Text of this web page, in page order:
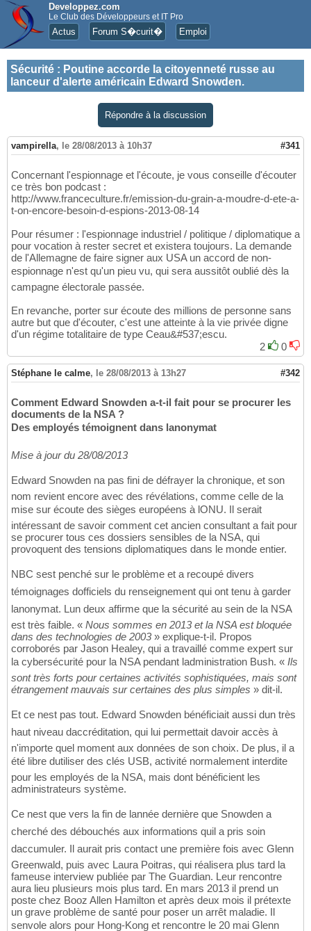
Developpez.com
Le Club des Développeurs et IT Pro
Actus Forum S�curit� Emploi
Sécurité : Poutine accorde la citoyenneté russe au
lanceur d'alerte américain Edward Snowden.
Répondre à la discussion
vampirella, le 28/08/2013 à 10h37 #341
Concernant l'espionnage et l'écoute, je vous conseille d'écouter
ce très bon podcast :
http://www.franceculture.fr/emission-du-grain-a-moudre-d-ete-a-
t-on-encore-besoin-d-espions-2013-08-14
Pour résumer : l'espionnage industriel / politique / diplomatique a
pour vocation à rester secret et existera toujours. La demande
de l'Allemagne de faire signer aux USA un accord de non-
espionnage n'est qu'un pieu vu, qui sera aussitôt oublié dès la
campagne électorale passée.
En revanche, porter sur écoute des millions de personne sans
autre but que d'écouter, c'est une atteinte à la vie privée digne
d'un régime totalitaire de type Ceau&#537;escu.
2
0
Stéphane le calme, le 28/08/2013 à 13h27 #342
Comment Edward Snowden a-t-il fait pour se procurer les
documents de la NSA ?
Des employés témoignent dans lanonymat
Mise à jour du 28/08/2013
Edward Snowden na pas fini de défrayer la chronique, et son
nom revient encore avec des révélations, comme celle de la
mise sur écoute des sièges européens à lONU. Il serait
intéressant de savoir comment cet ancien consultant a fait pour
se procurer tous ces dossiers sensibles de la NSA, qui
provoquent des tensions diplomatiques dans le monde entier.
NBC sest penché sur le problème et a recoupé divers
témoignages dofficiels du renseignement qui ont tenu à garder
lanonymat. Lun deux affirme que la sécurité au sein de la NSA
est très faible. « Nous sommes en 2013 et la NSA est bloquée
dans des technologies de 2003» explique-t-il. Propos
corroborés par Jason Healey, qui a travaillé comme expert sur
la cybersécurité pour la NSA pendant ladministration Bush. « Ils
sont très forts pour certaines activités sophistiquées, mais sont
étrangement mauvais sur certaines des plus simples » dit-il.
Et ce nest pas tout. Edward Snowden bénéficiait aussi dun très
haut niveau daccréditation, qui lui permettait davoir accès à
n'importe quel moment aux données de son choix. De plus, il a
été libre dutiliser des clés USB, activité normalement interdite
pour les employés de la NSA, mais dont bénéficient les
administrateurs système.
Ce nest que vers la fin de lannée dernière que Snowden a
cherché des débouchés aux informations quil a pris soin
daccumuler. Il aurait pris contact une première fois avec Glenn
Greenwald, puis avec Laura Poitras, qui réalisera plus tard la
fameuse interview publiée par The Guardian. Leur rencontre
aura lieu plusieurs mois plus tard. En mars 2013 il prend un
poste chez Booz Allen Hamilton et après deux mois il prétexte
un grave problème de santé pour poser un arrêt maladie. Il
senvole alors pour Hong-Kong et rencontre le 20 mai Glenn